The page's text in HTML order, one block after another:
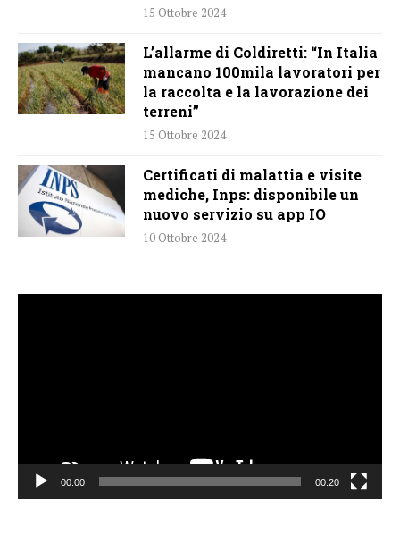
15 Ottobre 2024
L’allarme di Coldiretti: “In Italia
mancano 100mila lavoratori per
la raccolta e la lavorazione dei
terreni”
15 Ottobre 2024
Certificati di malattia e visite
mediche, Inps: disponibile un
nuovo servizio su app IO
10 Ottobre 2024
00:00 00:20